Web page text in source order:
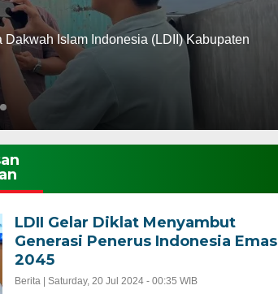
Islam Indonesia (LDII) Kabupaten
LDII Gelar Diklat Menyambut
Generasi Penerus Indonesia Emas
2045
Berita | Saturday, 20 Jul 2024 - 00:35 WIB